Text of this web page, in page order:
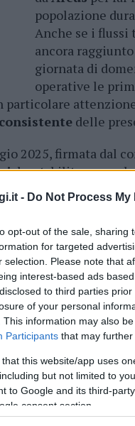
- Do Not Process
opt-out of the sale,
for targeted
selection. Please note that
interest-based ads
to third parties
of your personal
This information may also
Participants that may further
that this website/app uses
but not limited to
to Google and its third-
consent section.
popolazione
Anche se i
ancora
giornata di
operative le
delle
2025, firmata dal
, ha stabilito non
da associazioni e
l’attivazione di
necessario.
Areus, saranno
in maniera
condizioni sanitarie
.
si è
di Loiri Porto
(Trinità
24 ore su 24. A
dell’infermiere a
di assistenza